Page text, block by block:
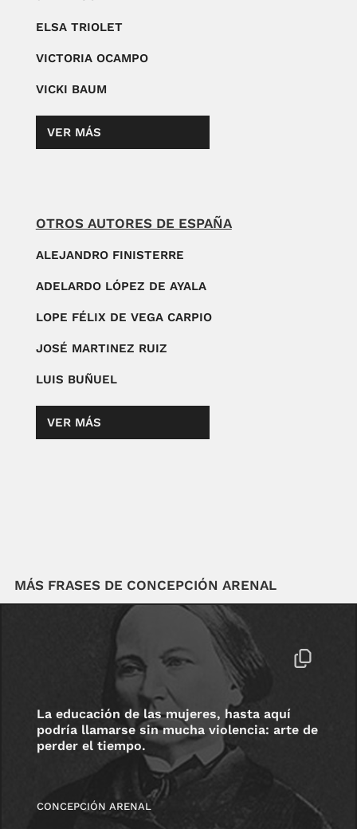
ELSA TRIOLET
VICTORIA OCAMPO
VICKI BAUM
VER MÁS
OTROS AUTORES DE ESPAÑA
ALEJANDRO FINISTERRE
ADELARDO LÓPEZ DE AYALA
LOPE FÉLIX DE VEGA CARPIO
JOSÉ MARTINEZ RUIZ
LUIS BUÑUEL
VER MÁS
MÁS FRASES DE CONCEPCIÓN ARENAL
La educación de las mujeres, hasta aquí
podría llamarse sin mucha violencia: arte de
perder el tiempo.
CONCEPCIÓN ARENAL